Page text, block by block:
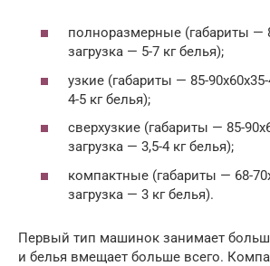
полноразмерные (габариты —
загрузка — 5-7 кг белья);
узкие (габариты — 85-
4-5 кг белья);
сверхузкие (габариты — 85-
загрузка — 3,5-4 кг белья);
компактные (габариты — 68-
загрузка — 3 кг белья).
Первый тип машинок занимает
и белья вмещает больше всего.